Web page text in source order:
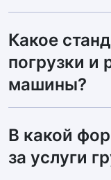
Какое
погрузки и
машины?
В какой
за услуги